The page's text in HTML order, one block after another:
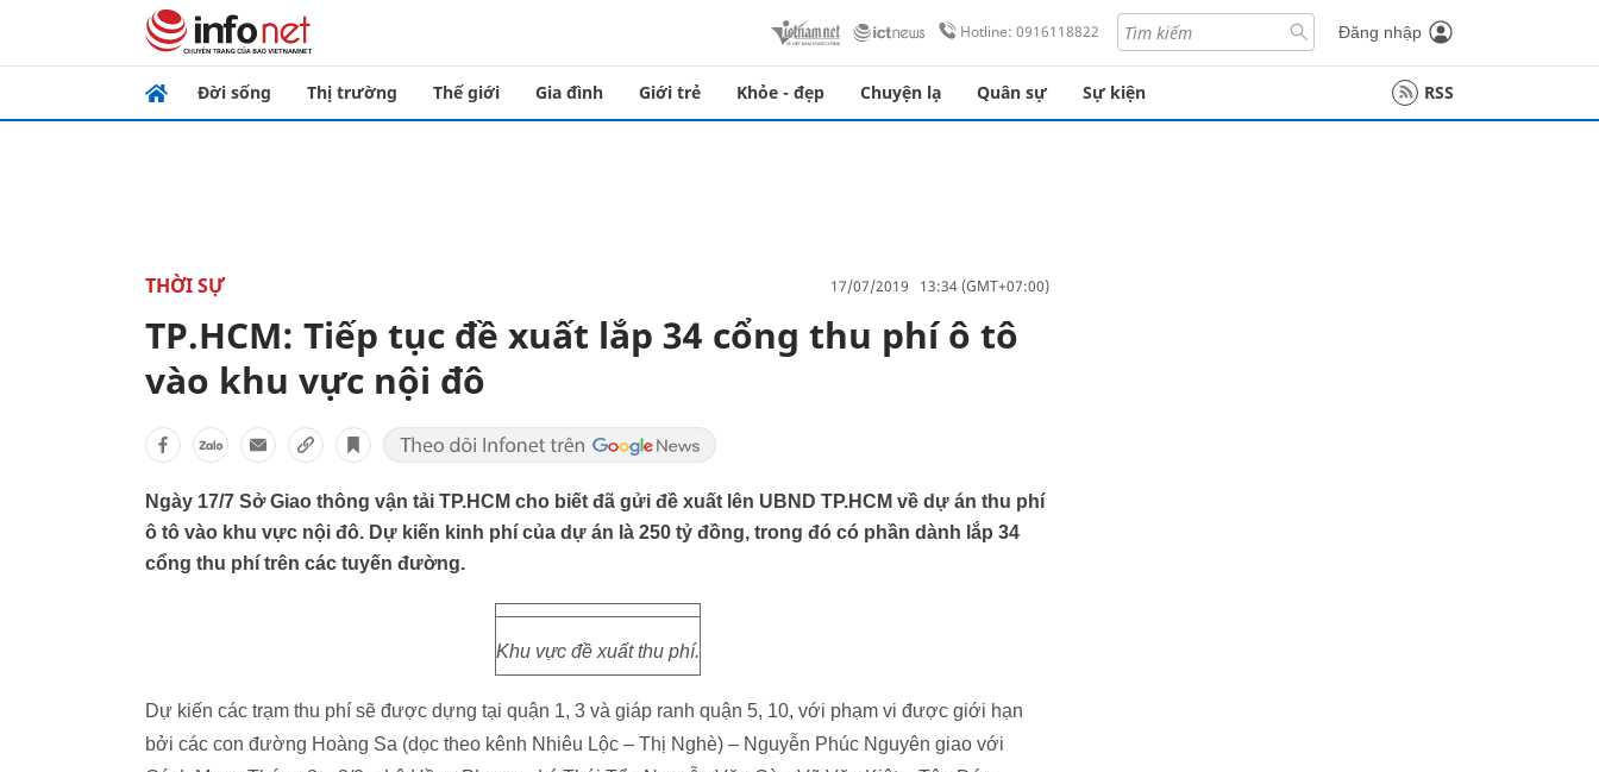
Hotline: 0916118822 Đăng nhập
Đời sống Thị trường Thế giới Gia đình Giới trẻ Khỏe - đẹp Chuyện lạ Quân sự Sự kiện RSS
THỜI SỰ 17/07/2019 13:34 (GMT+07:00)
TP.HCM: Tiếp tục đề xuất lắp 34 cổng thu phí ô tô
vào khu vực nội đô
Ngày 17/7 Sở Giao thông vận tải TP.HCM cho biết đã gửi đề xuất lên UBND TP.HCM về dự án thu phí
ô tô vào khu vực nội đô. Dự kiến kinh phí của dự án là 250 tỷ đồng, trong đó có phần dành lắp 34
cổng thu phí trên các tuyến đường.
Khu vực đề xuất thu phí.
Dự kiến các trạm thu phí sẽ được dựng tại quận 1, 3 và giáp ranh quận 5, 10, với phạm vi được giới hạn
bởi các con đường Hoàng Sa (dọc theo kênh Nhiêu Lộc – Thị Nghè) – Nguyễn Phúc Nguyên giao với